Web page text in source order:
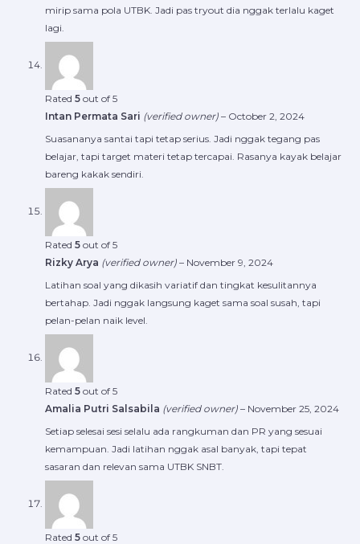
mirip sama pola UTBK. Jadi pas tryout dia nggak terlalu kaget
lagi.
Rated 5 out of 5
Intan Permata Sari (verified owner) – October 2, 2024
Suasananya santai tapi tetap serius. Jadi nggak tegang pas
belajar, tapi target materi tetap tercapai. Rasanya kayak belajar
bareng kakak sendiri.
Rated 5 out of 5
Rizky Arya (verified owner) – November 9, 2024
Latihan soal yang dikasih variatif dan tingkat kesulitannya
bertahap. Jadi nggak langsung kaget sama soal susah, tapi
pelan-pelan naik level.
Rated 5 out of 5
Amalia Putri Salsabila (verified owner) – November 25, 2024
Setiap selesai sesi selalu ada rangkuman dan PR yang sesuai
kemampuan. Jadi latihan nggak asal banyak, tapi tepat
sasaran dan relevan sama UTBK SNBT.
Rated 5 out of 5